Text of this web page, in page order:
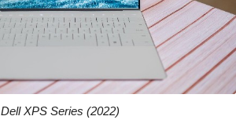
Dell XPS Series (2022)